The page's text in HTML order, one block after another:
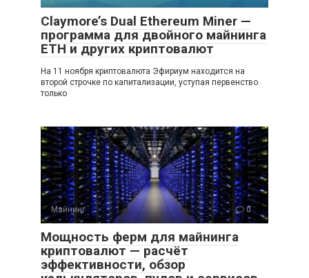
Claymore’s Dual Ethereum Miner —
программа для двойного майнинга
ETH и других криптовалют
На 11 ноября криптовалюта Эфириум находится на
второй строчке по капитализации, уступая первенство
только
Майнинг 0
Мощность ферм для майнинга
криптовалют — расчёт
эффективности, обзор